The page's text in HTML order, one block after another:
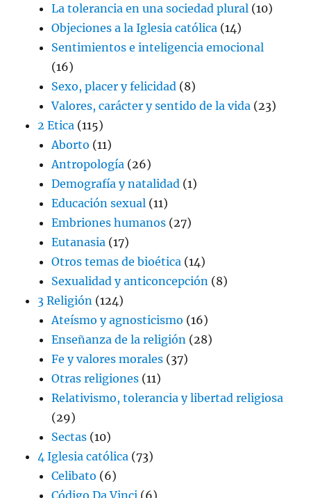
La tolerancia en una sociedad plural (10)
Objeciones a la Iglesia católica (14)
Sentimientos e inteligencia emocional
(16)
Sexo, placer y felicidad (8)
Valores, carácter y sentido de la vida (23)
2 Etica (115)
Aborto (11)
Antropología (26)
Demografía y natalidad (1)
Educación sexual (11)
Embriones humanos (27)
Eutanasia (17)
Otros temas de bioética (14)
Sexualidad y anticoncepción (8)
3 Religión (124)
Ateísmo y agnosticismo (16)
Enseñanza de la religión (28)
Fe y valores morales (37)
Otras religiones (11)
Relativismo, tolerancia y libertad religiosa
(29)
Sectas (10)
4 Iglesia católica (73)
Celibato (6)
Código Da Vinci (6)